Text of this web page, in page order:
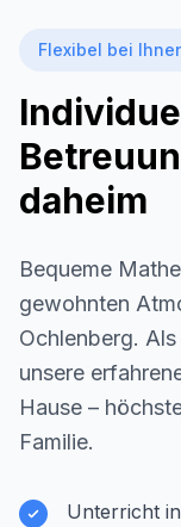
Flexibel bei
daheim
Bequeme
gewohnten
Ochlenberg.
unsere
Hause –
Familie.
Unterricht